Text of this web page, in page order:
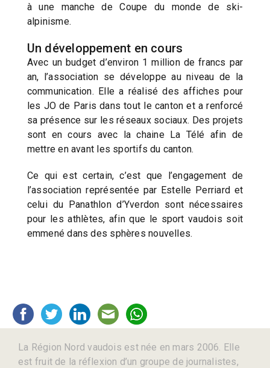
à une manche de Coupe du monde de ski-
alpinisme.
Un développement en cours
Avec un budget d’environ 1 million de francs par
an, l’association se développe au niveau de la
communication. Elle a réalisé des affiches pour
les JO de Paris dans tout le canton et a renforcé
sa présence sur les réseaux sociaux. Des projets
sont en cours avec la chaine La Télé afin de
mettre en avant les sportifs du canton.
Ce qui est certain, c’est que l’engagement de
l’association représentée par Estelle Perriard et
celui du Panathlon d’Yverdon sont nécessaires
pour les athlètes, afin que le sport vaudois soit
emmené dans des sphères nouvelles.
La Région Nord vaudois est née en mars 2006. Elle
est fruit de la réflexion d’un groupe de journalistes,